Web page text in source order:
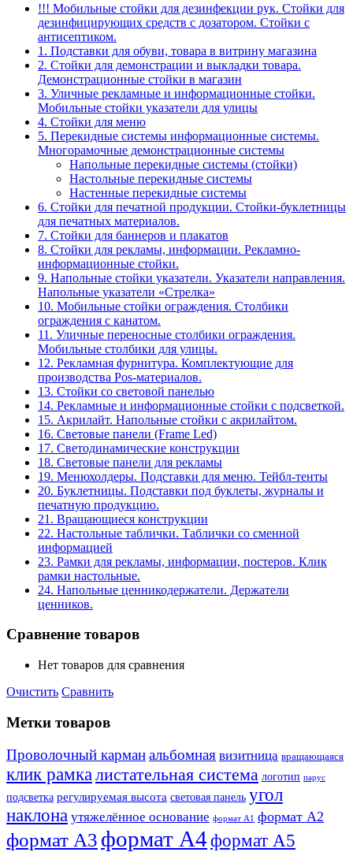
!!! Мобильные стойки для дезинфекции рук. Стойки для
дезинфицирующих средств с дозатором. Стойки с
антисептиком.
1. Подставки для обуви, товара в витрину магазина
2. Стойки для демонстрации и выкладки товара.
Демонстрационные стойки в магазин
3. Уличные рекламные и информационные стойки.
Мобильные стойки указатели для улицы
4. Стойки для меню
5. Перекидные системы информационные системы.
Многорамочные демонстрационные системы
Напольные перекидные системы (стойки)
Настольные перекидные системы
Настенные перекидные системы
6. Стойки для печатной продукции. Стойки-буклетницы
для печатных материалов.
7. Стойки для баннеров и плакатов
8. Стойки для рекламы, информации. Рекламно-
информационные стойки.
9. Напольные стойки указатели. Указатели направления.
Напольные указатели «Стрелка»
10. Мобильные стойки ограждения. Столбики
ограждения с канатом.
11. Уличные переносные столбики ограждения.
Мобильные столбики для улицы.
12. Рекламная фурнитура. Комплектующие для
производства Pos-материалов.
13. Стойки со световой панелью
14. Рекламные и информационные стойки с подсветкой.
15. Акрилайт. Напольные стойки с акрилайтом.
16. Световые панели (Frame Led)
17. Светодинамические конструкции
18. Световые панели для рекламы
19. Менюхолдеры. Подставки для меню. Тейбл-тенты
20. Буклетницы. Подставки под буклеты, журналы и
печатную продукцию.
21. Вращающиеся конструкции
22. Настольные таблички. Таблички со сменной
информацией
23. Рамки для рекламы, информации, постеров. Клик
рамки настольные.
24. Напольные ценникодержатели. Держатели
ценников.
Сравнение товаров
Нет товаров для сравнения
Очистить Сравнить
Метки товаров
Проволочный карманальбомная визитница вращающаяся
клик рамка листательная система логотип парус
подсветка регулируемая высота световая панель угол
наклона утяжелённое основание формат А1 формат А2
формат А3 формат А4формат А5